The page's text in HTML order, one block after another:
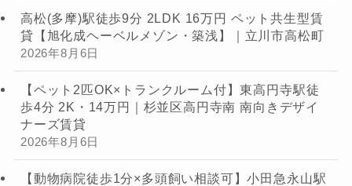
高松(多摩)駅徒歩9分 2LDK 16万円 ペット共生型賃
貸【旭化成ヘーベルメゾン・築浅】｜立川市高松町
2026年8月6日
【ペット2匹OK×トランクルーム付】東高円寺駅徒
歩4分 2K・14万円｜杉並区高円寺南 南向きデザイ
ナーズ賃貸
2026年8月6日
【動物病院徒歩1分×多頭飼い相談可】小田急永山駅